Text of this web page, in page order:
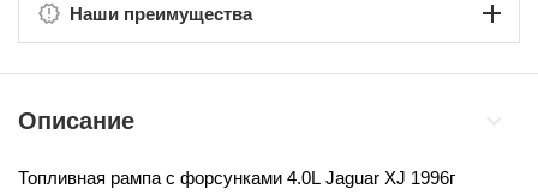
Наши преимущества
Описание
Топливная рампа с форсунками 4.0L Jaguar XJ 1996г